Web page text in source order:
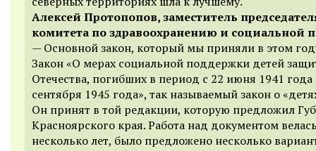
Алексей Протопопов, заместитель
комитета по здравоохранению и социальной
— Основной закон, который мы приняли в этом
Закон «О мерах социальной поддержки детей
Отечества, погибших в период с 22 июня 1941 года
сентября 1945 года», так называемый закон о
Он принят в той редакции, которую предложил
Красноярского края. Работа над документом
несколько лет, было предложено несколько